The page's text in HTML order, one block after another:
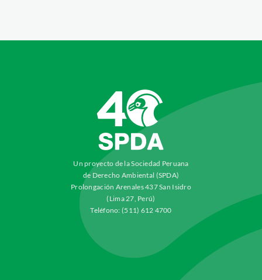
Un proyecto de la Sociedad Peruana
de Derecho Ambiental (SPDA)
Prolongación Arenales 437 San Isidro
(Lima 27, Perú)
Teléfono: (511) 612 4700